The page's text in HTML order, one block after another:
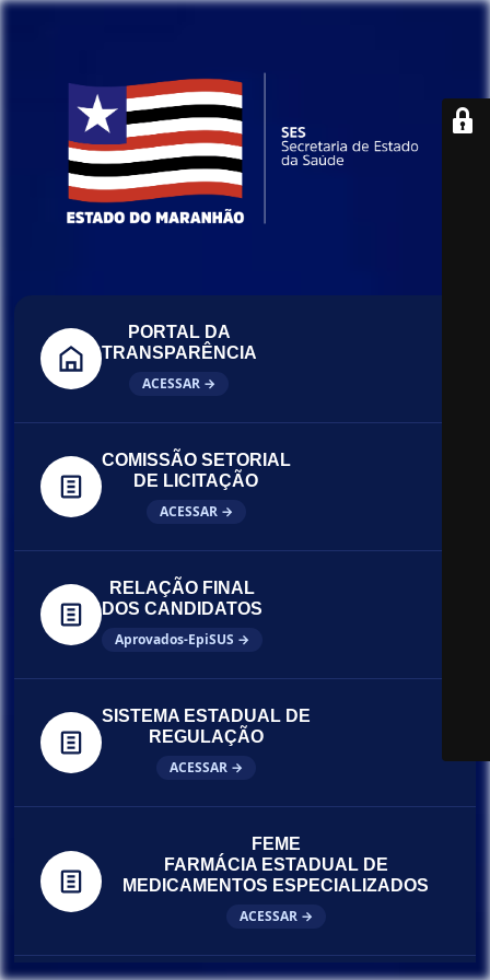
PORTAL DA
TRANSPARÊNCIA
ACESSAR →
COMISSÃO SETORIAL
DE LICITAÇÃO
ACESSAR →
RELAÇÃO FINAL
DOS CANDIDATOS
Aprovados-EpiSUS →
SISTEMA ESTADUAL DE
REGULAÇÃO
ACESSAR →
FEME
FARMÁCIA ESTADUAL DE
MEDICAMENTOS ESPECIALIZADOS
ACESSAR →